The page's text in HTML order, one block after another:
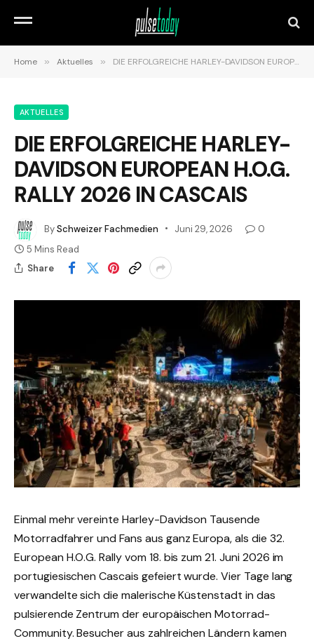
Home » Aktuelles » DIE ERFOLGREICHE HARLEY-DAVIDSON EUROPEAN H.O.G. RALLY 2026 IN CASCAIS
AKTUELLES
DIE ERFOLGREICHE HARLEY-
DAVIDSON EUROPEAN H.O.G.
RALLY 2026 IN CASCAIS
BySchweizer Fachmedien Juni 29, 2026
0
5 Mins Read
Share
Einmal mehr vereinte Harley-Davidson Tausende
Motorradfahrer und Fans aus ganz Europa, als die 32.
European H.O.G. Rally vom 18. bis zum 21. Juni 2026 im
portugiesischen Cascais gefeiert wurde. Vier Tage lang
verwandelte sich die malerische Küstenstadt in das
pulsierende Zentrum der europäischen Motorrad-
Community. Besucher aus zahlreichen Ländern kamen